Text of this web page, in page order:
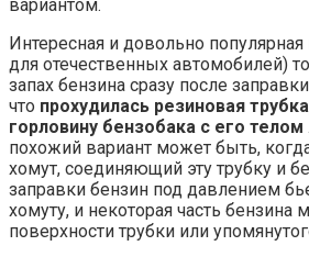
вариантом.
Интересная и довольно
для отечественных автомобилей)
запах бензина сразу после
что прохудилась резиновая
горловину бензобака с его телом
похожий вариант может быть,
хомут, соединяющий эту трубку и
заправки бензин под давлением
хомуту, и некоторая часть бензина
поверхности трубки или